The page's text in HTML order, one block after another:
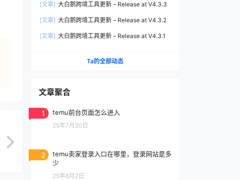
[文章] 大白鹅跨境工具更新 – Release at V4.3.3
[文章] 大白鹅跨境工具更新 – Release at V4.3.2
[文章] 大白鹅跨境工具更新 – Release at V4.3.1
Ta的全部动态
文章聚合
1 temu前台页面怎么进入
25年7月20日
2
temu卖家登录入口在哪里，登录网站是多
少
25年6月2日